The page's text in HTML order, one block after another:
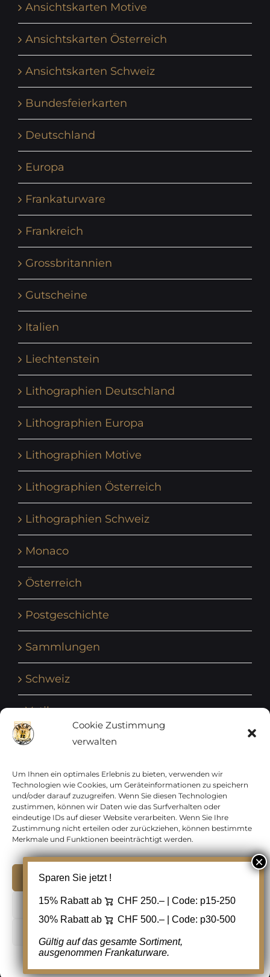
Cookie Zustimmung
verwalten
Um Ihnen ein optimales Erlebnis zu bieten, verwenden wir
Technologien wie Cookies, um Geräteinformationen zu speichern
und/oder darauf zuzugreifen. Wenn Sie diesen Technologien
zustimmen, können wir Daten wie das Surfverhalten oder
eindeutige IDs auf dieser Website verarbeiten. Wenn Sie Ihre
Zustimmung nicht erteilen oder zurückziehen, können bestimmte
Merkmale und Funktionen beeinträchtigt werden.
Ablehnen
Ansichtskarten Motive
Ansichtskarten Österreich
Ansichtskarten Schweiz
Bundesfeierkarten
Deutschland
Europa
Frankaturware
Frankreich
Grossbritannien
Gutscheine
Italien
Liechtenstein
Lithographien Deutschland
Lithographien Europa
Lithographien Motive
Lithographien Österreich
Lithographien Schweiz
Monaco
Österreich
Postgeschichte
Sammlungen
Schweiz
Vatikan
Vereinte Nationen
Vorphilatelie
Zensurbelege Österreich
Zensurbelege Schweiz
Copyright 2012 - 2024 URAY GmbH | All Rights
Reserved |
PCI Data Security Standards |
Facebook
Sparen Sie jetzt !
15% Rabatt ab CHF 250.– | Code: p15-250
30% Rabatt ab
CHF 500.– | Code: p30-500
Gültig auf das gesamte Sortiment,
ausgenommen Frankaturware.